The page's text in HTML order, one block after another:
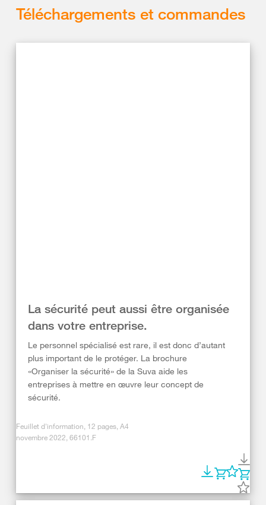
Téléchargements et commandes
La sécurité peut aussi être organisée
dans votre entreprise.
Le personnel spécialisé est rare, il est donc d’autant
plus important de le protéger. La brochure
«Organiser la sécurité» de la Suva aide les
entreprises à mettre en œuvre leur concept de
sécurité.
Feuillet d'information, 12 pages, A4
novembre 2022, 66101.F